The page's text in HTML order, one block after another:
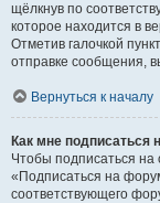
щёлкнув по
которое находится в
Отметив галочкой
отправке сообщения,
Вернуться к началу
Как мне
Чтобы подписаться
«Подписаться на
соответствующего